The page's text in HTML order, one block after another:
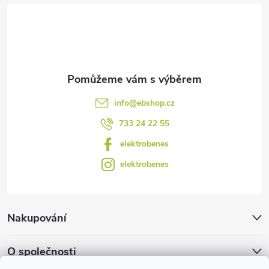
Nakupování
O společnosti
info@ebshop.cz
733 24 22 55
elektrobenes
elektrobenes